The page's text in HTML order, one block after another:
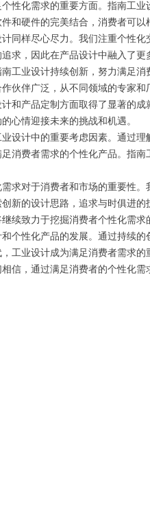
化需求的重要方面。指南工业
和硬件的完美结合，消费者可
样尽心尽力。我们注重个性化
求，因此在产品设计中融入了
业设计持续创新，努力满足消
伙伴广泛，从不同领域的专家
产品定制方面取得了显著的成
心情迎接未来的挑战和机遇。
计中的重要考虑因素。通过理
消费者需求的个性化产品。指
对于消费者和市场的重要性。
新的设计思路，追求与时俱进的
致力于挖掘消费者个性化需求
个性化产品的发展。通过持续
业设计成为满足消费者需求的
信，通过满足消费者的个性化需